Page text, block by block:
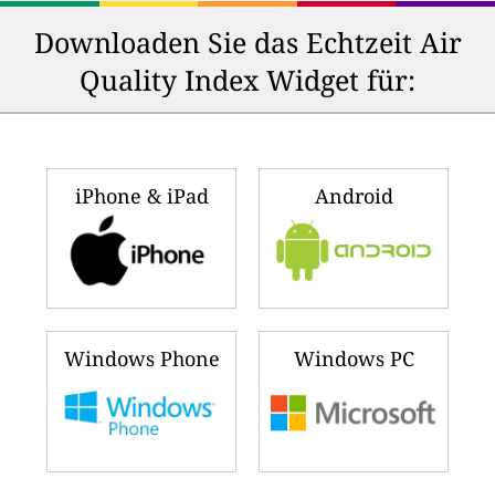
Downloaden Sie das Echtzeit Air
Quality Index Widget für:
iPhone & iPad Android
Windows Phone Windows PC